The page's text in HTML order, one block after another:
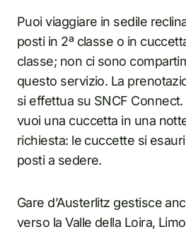
Puoi viaggiare in sedile
posti in 2ª classe o in
classe; non ci sono
questo servizio. La
si effettua su SNCF
vuoi una cuccetta in una
richiesta: le cuccette si
posti a sedere.
Gare d’Austerlitz gestisce
verso la Valle della Loira,